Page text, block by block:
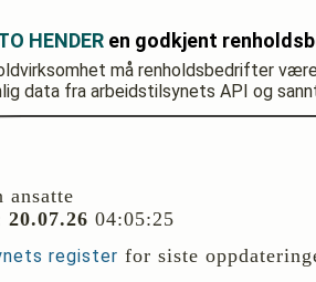
HENDER en godkjent
må renholdsbedrifter
data fra arbeidstilsynets API og
ansatte
20.07.26 04:05:25
register for siste